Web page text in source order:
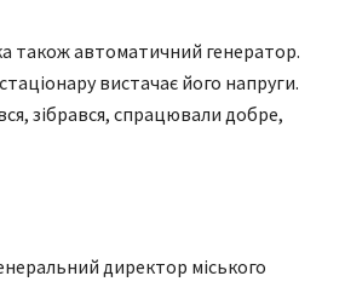
також автоматичний генератор.
вистачає його напруги.
зібрався, спрацювали добре,
директор міського